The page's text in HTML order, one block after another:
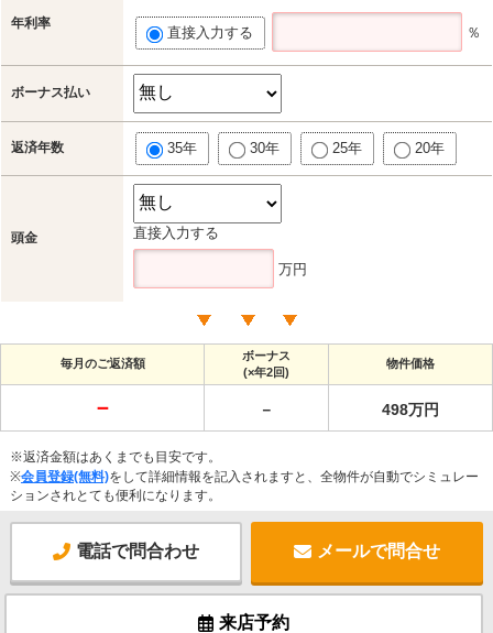
年利率
直接入力する ％
ボーナス払い
返済年数 35年 30年 25年 20年
頭金 直接入力する
万円
毎月のご返済額
ボーナス
(×年2回)
物件価格
－ － 498万円
※返済金額はあくまでも目安です。
※会員登録(無料)をして詳細情報を記入されますと、全物件が自動でシミュレー
ションされとても便利になります。
電話で問合わせ メールで問合せ
来店予約